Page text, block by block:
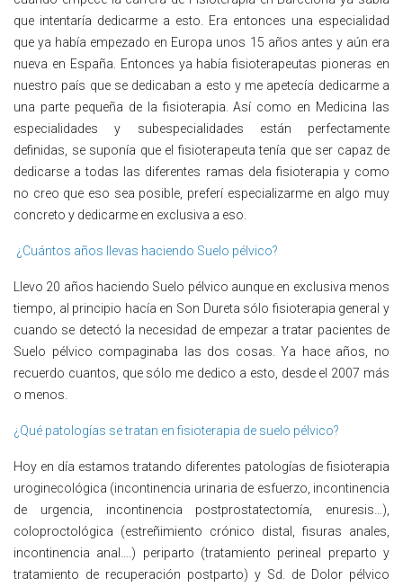
que intentaría dedicarme a esto. Era entonces una especialidad
que ya había empezado en Europa unos 15 años antes y aún era
nueva en España. Entonces ya había fisioterapeutas pioneras en
nuestro país que se dedicaban a esto y me apetecía dedicarme a
una parte pequeña de la fisioterapia. Así como en Medicina las
especialidades y subespecialidades están perfectamente
definidas, se suponía que el fisioterapeuta tenía que ser capaz de
dedicarse a todas las diferentes ramas dela fisioterapia y como
no creo que eso sea posible, preferí especializarme en algo muy
concreto y dedicarme en exclusiva a eso.
¿Cuántos años llevas haciendo Suelo pélvico?
Llevo 20 años haciendo Suelo pélvico aunque en exclusiva menos
tiempo, al principio hacía en Son Dureta sólo fisioterapia general y
cuando se detectó la necesidad de empezar a tratar pacientes de
Suelo pélvico compaginaba las dos cosas. Ya hace años, no
recuerdo cuantos, que sólo me dedico a esto, desde el 2007 más
o menos.
¿Qué patologías se tratan en fisioterapia de suelo pélvico?
Hoy en día estamos tratando diferentes patologías de fisioterapia
uroginecológica (incontinencia urinaria de esfuerzo, incontinencia
de urgencia, incontinencia postprostatectomía, enuresis…),
coloproctológica (estreñimiento crónico distal, fisuras anales,
incontinencia anal….) periparto (tratamiento perineal preparto y
tratamiento de recuperación postparto) y Sd. de Dolor pélvico